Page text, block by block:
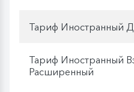
Тариф Иностранный
Тариф Иностранный
Расширенный